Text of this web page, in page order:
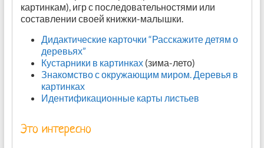
картинкам), игр с последовательностями или
составлении своей книжки-малышки.
Дидактические карточки “Расскажите детям о
деревьях”
Кустарники в картинках(зима-лето)
Знакомство с окружающим миром. Деревья в
картинках
Идентификационные карты листьев
Это интересно